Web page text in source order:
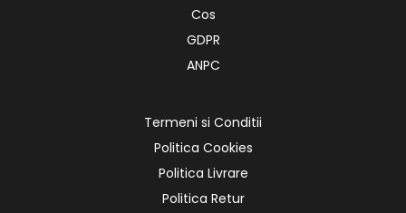
Cos
GDPR
ANPC
Termeni si Conditii
Politica Cookies
Politica Livrare
Politica Retur